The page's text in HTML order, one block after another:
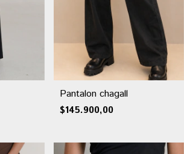
Pantalon chagall
$145.900,00